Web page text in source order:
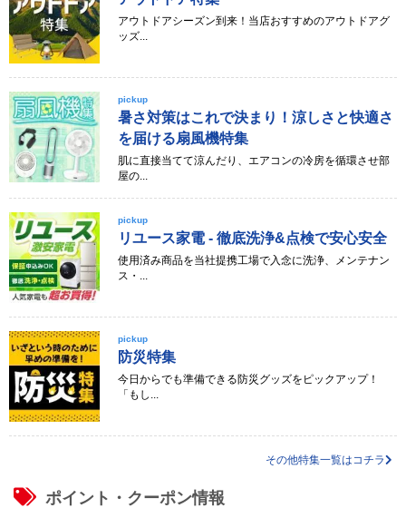
アウトドアシーズン到来！当店おすすめのアウトドアグ
ッズ...
pickup
暑さ対策はこれで決まり！涼しさと快適さ
を届ける扇風機特集
肌に直接当てて涼んだり、エアコンの冷房を循環させ部
屋の...
pickup
リユース家電 - 徹底洗浄&点検で安心安全
使用済み商品を当社提携工場で入念に洗浄、メンテナン
ス・...
pickup
防災特集
今日からでも準備できる防災グッズをピックアップ！
「もし...
その他特集一覧はコチラ
ポイント・クーポン情報